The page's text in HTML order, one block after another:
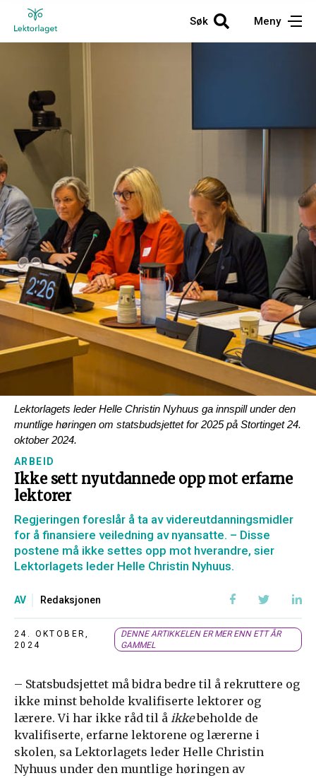
Søk Meny
Lektorlagets leder Helle Christin Nyhuus ga innspill under den
muntlige høringen om statsbudsjettet for 2025 på Stortinget 24.
oktober 2024.
ARBEID
Ikke sett nyutdannede opp mot erfarne
lektorer
Regjeringen foreslår å ta av videreutdanningsmidler
for å finansiere veiledning av nyansatte. – Disse
postene må ikke settes opp mot hverandre, sier
Lektorlagets leder Helle Christin Nyhuus.
AV Redaksjonen
24. OKTOBER,
2024
DENNE ARTIKKELEN ER MER ENN ETT ÅR
GAMMEL
– Statsbudsjettet må bidra bedre til å rekruttere og
ikke minst beholde kvalifiserte lektorer og
lærere. Vi har ikke råd til å ikkebeholde de
kvalifiserte, erfarne lektorene og lærerne i
skolen, sa Lektorlagets leder Helle Christin
Nyhuus under den muntlige høringen av